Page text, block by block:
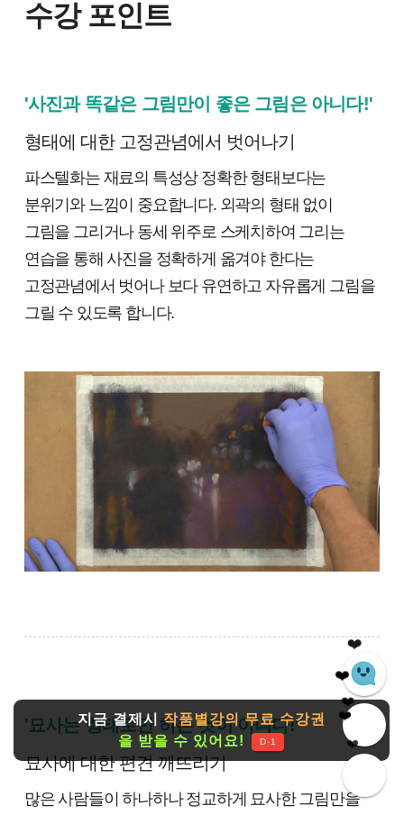
지금 결제시작품별강의 무료 수강권
을 받을 수 있어요!
D-1
수강 포인트
'사진과 똑같은 그림만이 좋은 그림은 아니다!'
형태에 대한 고정관념에서 벗어나기
파스텔화는 재료의 특성상 정확한 형태보다는
분위기와 느낌이 중요합니다. 외곽의 형태 없이
그림을 그리거나 동세 위주로 스케치하여 그리는
연습을 통해 사진을 정확하게 옮겨야 한다는
고정관념에서 벗어나 보다 유연하고 자유롭게 그림을
그릴 수 있도록 합니다.
'묘사는 형태로만 하는 것이 아니다!'
묘사에 대한 편견 깨뜨리기
많은 사람들이 하나하나 정교하게 묘사한 그림만을
❤️
❤️
❤️
❤️